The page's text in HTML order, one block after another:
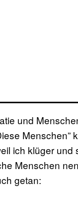
und
Menschen”
ich klüger und
Menschen
getan: